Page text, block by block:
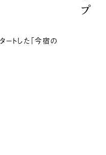
ートした「今宿の